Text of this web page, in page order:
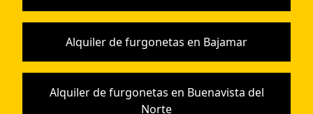
Alquiler de furgonetas en Bajamar
Alquiler de furgonetas en Buenavista del
Norte